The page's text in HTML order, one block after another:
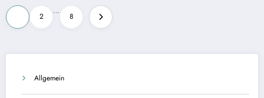
Seitennummerierung
der
Beiträge
2
…
8
Allgemein